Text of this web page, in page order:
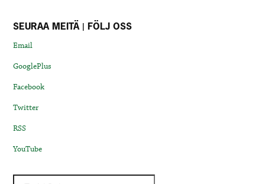
SEURAA MEITÄ | FÖLJ OSS
Email
GooglePlus
Facebook
Twitter
RSS
YouTube